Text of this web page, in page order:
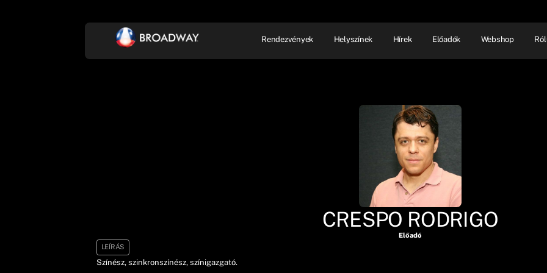
Rendezvények Helyszínek Hírek Előadók Webshop
CRESPO RODRIGO
Előadó
LEÍRÁS
Színész, szinkronszínész, színigazgató.